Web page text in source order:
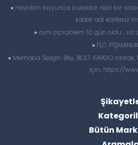
Hayatım boyunca bukadar rezil bir
kadar adi kalitesiz
aynı pproblem 10 gün oldu , siz
FLO
Merhaba Sezgin Bey, BOLT KARGO
için; https://
Bütün